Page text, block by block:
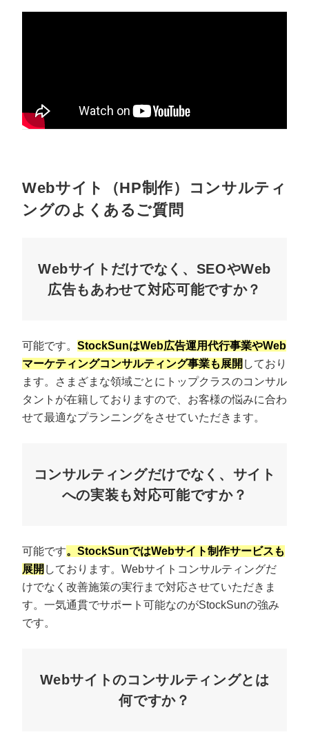
StockSun株式会社〒160-0023 東京都新宿区西新宿3丁目8番3号 新都心
プライバシーポリシー
Webサイト（HP制作）コンサルティ
ングのよくあるご質問
Webサイトだけでなく、SEOやWeb
広告もあわせて対応可能ですか？
可能です。 StockSunはWeb広告運用代行事業やWeb
マーケティングコンサルティング事業も展開 しており
ます。さまざまな領域ごとにトップクラスのコンサル
タントが在籍しておりますので、お客様の悩みに合わ
せて最適なプランニングをさせていただきます。
コンサルティングだけでなく、サイト
への実装も対応可能ですか？
可能です。StockSunではWebサイト制作サービスも
展開 しております。Webサイトコンサルティングだ
けでなく改善施策の実行まで対応させていただきま
す。一気通貫でサポート可能なのがStockSunの強み
です。
Webサイトのコンサルティングとは
何ですか？